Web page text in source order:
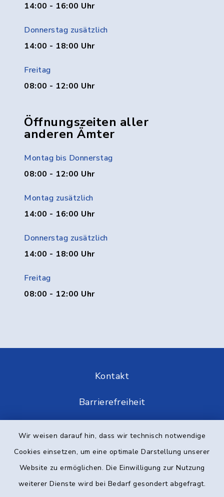
Wir weisen darauf hin, dass wir technisch notwendige
Cookies einsetzen, um eine optimale Darstellung unserer
Website zu ermöglichen. Die Einwilligung zur Nutzung
weiterer Dienste wird bei Bedarf gesondert abgefragt.
14:00 - 16:00 Uhr
Donnerstag zusätzlich
14:00 - 18:00 Uhr
Freitag
08:00 - 12:00 Uhr
Öffnungszeiten aller
anderen Ämter
Montag bis Donnerstag
08:00 - 12:00 Uhr
Montag zusätzlich
14:00 - 16:00 Uhr
Donnerstag zusätzlich
14:00 - 18:00 Uhr
Freitag
08:00 - 12:00 Uhr
Kontakt
Barrierefreiheit
Impressum
Elektronische Kommunikation